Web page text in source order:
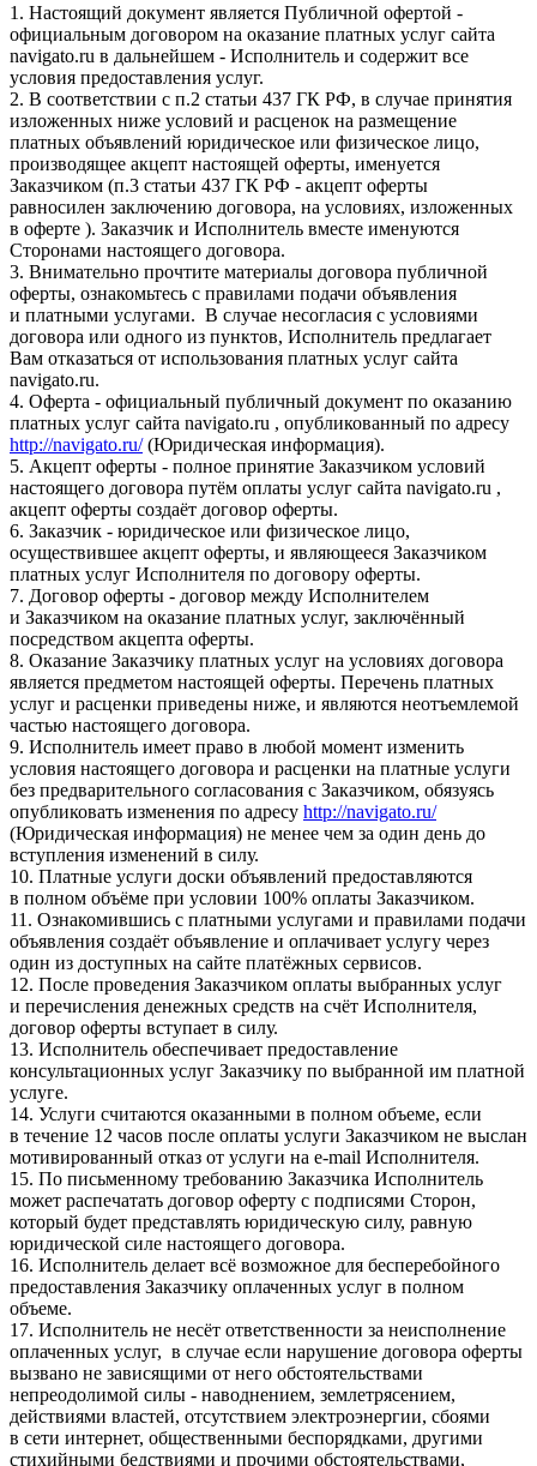
1. Настоящий документ является Публичной офертой -
официальным договором на оказание платных услуг сайта
navigato.ru в дальнейшем - Исполнитель и содержит все
условия предоставления услуг.
2. В соответствии с п.2 статьи 437 ГК РФ, в случае принятия
изложенных ниже условий и расценок на размещение
платных объявлений юридическое или физическое лицо,
производящее акцепт настоящей оферты, именуется
Заказчиком (п.3 статьи 437 ГК РФ - акцепт оферты
равносилен заключению договора, на условиях, изложенных
в оферте ). Заказчик и Исполнитель вместе именуются
Сторонами настоящего договора.
3. Внимательно прочтите материалы договора публичной
оферты, ознакомьтесь с правилами подачи объявления
и платными услугами. В случае несогласия с условиями
договора или одного из пунктов, Исполнитель предлагает
Вам отказаться от использования платных услуг сайта
navigato.ru.
4. Оферта - официальный публичный документ по оказанию
платных услуг сайта navigato.ru , опубликованный по адресу
http://navigato.ru/(Юридическая информация).
5. Акцепт оферты - полное принятие Заказчиком условий
настоящего договора путём оплаты услуг сайта navigato.ru ,
акцепт оферты создаёт договор оферты.
6. Заказчик - юридическое или физическое лицо,
осуществившее акцепт оферты, и являющееся Заказчиком
платных услуг Исполнителя по договору оферты.
7. Договор оферты - договор между Исполнителем
и Заказчиком на оказание платных услуг, заключённый
посредством акцепта оферты.
8. Оказание Заказчику платных услуг на условиях договора
является предметом настоящей оферты. Перечень платных
услуг и расценки приведены ниже, и являются неотъемлемой
частью настоящего договора.
9. Исполнитель имеет право в любой момент изменить
условия настоящего договора и расценки на платные услуги
без предварительного согласования с Заказчиком, обязуясь
опубликовать изменения по адресу http://navigato.ru/
(Юридическая информация) не менее чем за один день до
вступления изменений в силу.
10. Платные услуги доски объявлений предоставляются
в полном объёме при условии 100% оплаты Заказчиком.
11. Ознакомившись с платными услугами и правилами подачи
объявления создаёт объявление и оплачивает услугу через
один из доступных на сайте платёжных сервисов.
12. После проведения Заказчиком оплаты выбранных услуг
и перечисления денежных средств на счёт Исполнителя,
договор оферты вступает в силу.
13. Исполнитель обеспечивает предоставление
консультационных услуг Заказчику по выбранной им платной
услуге.
14. Услуги считаются оказанными в полном объеме, если
в течение 12 часов после оплаты услуги Заказчиком не выслан
мотивированный отказ от услуги на e-mail Исполнителя.
15. По письменному требованию Заказчика Исполнитель
может распечатать договор оферту с подписями Сторон,
который будет представлять юридическую силу, равную
юридической силе настоящего договора.
16. Исполнитель делает всё возможное для бесперебойного
предоставления Заказчику оплаченных услуг в полном
объеме.
17. Исполнитель не несёт ответственности за неисполнение
оплаченных услуг, в случае если нарушение договора оферты
вызвано не зависящими от него обстоятельствами
непреодолимой силы - наводнением, землетрясением,
действиями властей, отсутствием электроэнергии, сбоями
в сети интернет, общественными беспорядками, другими
стихийными бедствиями и прочими обстоятельствами,